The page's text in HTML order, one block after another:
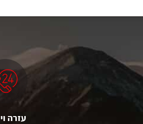
ניתן
לבחור
את
בעמוד
המוצר
עזרה